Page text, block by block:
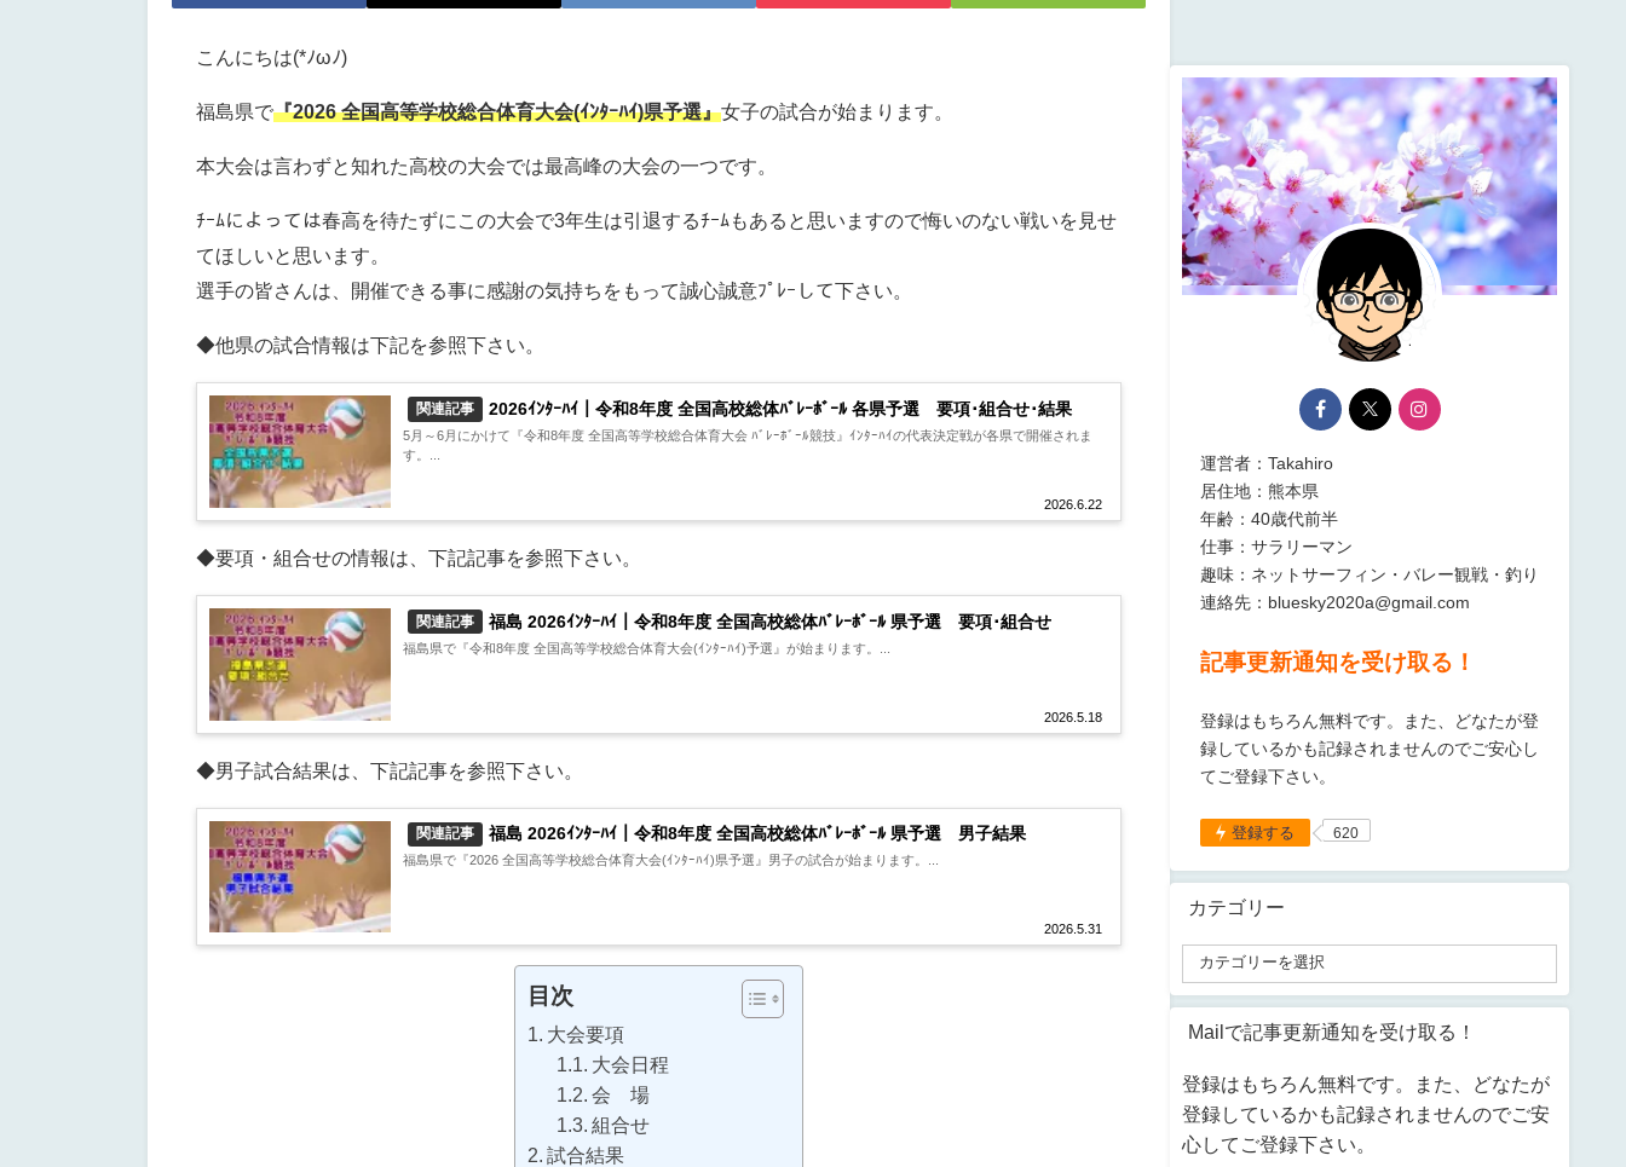
こんにちは(*ﾉωﾉ)
福島県で『2026全国高等学校総合体育大会(ｲﾝﾀｰﾊｲ)県予選』女子の試合が始まります。
本大会は言わずと知れた高校の大会では最高峰の大会の一つです。
ﾁｰﾑによっては春高を待たずにこの大会で3年生は引退するﾁｰﾑもあると思いますので悔いのない戦いを見せ
てほしいと思います。
選手の皆さんは、開催できる事に感謝の気持ちをもって誠心誠意ﾌﾟﾚｰして下さい。
◆他県の試合情報は下記を参照下さい。
関連記事 2026ｲﾝﾀｰﾊｲ｜令和8年度 全国高校総体ﾊﾞﾚｰﾎﾞｰﾙ 各県予選 要項･組合せ･結果
2026.6.22
5月～6月にかけて『令和8年度 全国高等学校総合体育大会 ﾊﾞﾚｰﾎﾞｰﾙ競技』ｲﾝﾀｰﾊｲの代表決定戦が各県で開催されま
す。...
◆要項・組合せの情報は、下記記事を参照下さい。
関連記事 福島 2026ｲﾝﾀｰﾊｲ｜令和8年度 全国高校総体ﾊﾞﾚｰﾎﾞｰﾙ 県予選 要項･組合せ
2026.5.18
福島県で『令和8年度 全国高等学校総合体育大会(ｲﾝﾀｰﾊｲ)予選』が始まります。...
◆男子試合結果は、下記記事を参照下さい。
関連記事 福島 2026ｲﾝﾀｰﾊｲ｜令和8年度 全国高校総体ﾊﾞﾚｰﾎﾞｰﾙ 県予選 男子結果
2026.5.31
福島県で『2026 全国高等学校総合体育大会(ｲﾝﾀｰﾊｲ)県予選』男子の試合が始まります。...
目次
大会要項
大会日程
会 場
組合せ
試合結果
運営者：Takahiro
居住地：熊本県
年齢：40歳代前半
仕事：サラリーマン
趣味：ネットサーフィン・バレー観戦・釣り
連絡先：bluesky2020a@gmail.com
記事更新通知を受け取る！
登録はもちろん無料です。また、どなたが登
録しているかも記録されませんのでご安心し
てご登録下さい。
登録する 620
カテゴリー
Mailで記事更新通知を受け取る！
登録はもちろん無料です。また、どなたが
登録しているかも記録されませんのでご安
心してご登録下さい。